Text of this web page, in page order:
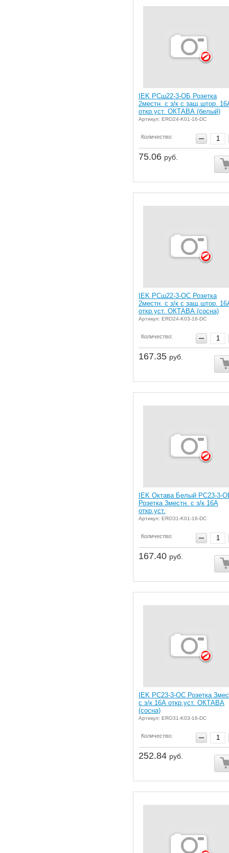
IEK РСш22-3-ОБ Розетка
2местн. с з/к с защ.штор.
откр.уст. ОКТАВА (белый)
Артикул: ERO24-K01-16-DC
Количество:
75.06 руб.
IEK РСш22-3-ОС Розетка
2местн. с з/к с защ.штор.
откр.уст. ОКТАВА (сосна)
Артикул: ERO24-K03-16-DC
Количество:
167.35 руб.
IEK Октава Белый РС23-3-
Розетка 3местн. с з/к 16А
откр.уст.
Артикул: ERO31-K01-16-DC
Количество:
167.40 руб.
IEK РС23-3-ОС Розетка
с з/к 16А откр.уст. ОКТАВА
(сосна)
Артикул: ERO31-K03-16-DC
Количество:
252.84 руб.